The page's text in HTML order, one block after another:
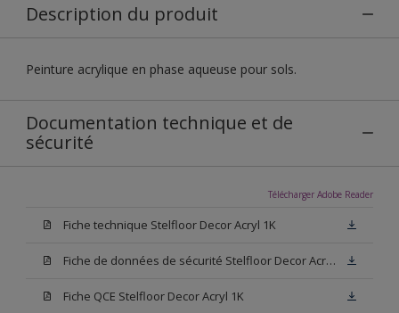
Description du produit
Peinture acrylique en phase aqueuse pour sols.
Documentation technique et de
sécurité
Télécharger Adobe Reader
Fiche technique Stelfloor Decor Acryl 1K
Fiche de données de sécurité Stelfloor Decor Acryl 1K
Fiche QCE Stelfloor Decor Acryl 1K